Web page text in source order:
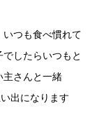
つも食べ慣れて
したらいつもと
主さんと一緒
出になります